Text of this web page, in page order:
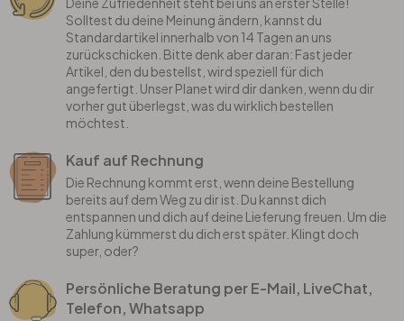
Solltest du deine Meinung ändern, kannst du
Standardartikel innerhalb von 14 Tagen an uns
zurückschicken. Bitte denk aber daran: Fast jeder
Artikel, den du bestellst, wird speziell für dich
angefertigt. Unser Planet wird dir danken, wenn du dir
vorher gut überlegst, was du wirklich bestellen
möchtest.
Kauf auf Rechnung
Die Rechnung kommt erst, wenn deine Bestellung
bereits auf dem Weg zu dir ist. Du kannst dich
entspannen und dich auf deine Lieferung freuen. Um die
Zahlung kümmerst du dich erst später. Klingt doch
super, oder?
Persönliche Beratung per E-Mail, LiveChat,
Telefon, Whatsapp